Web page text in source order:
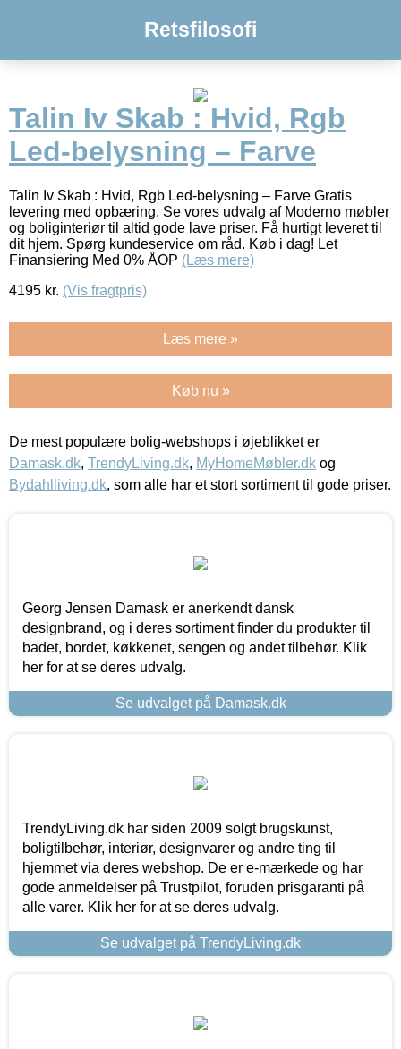
Retsfilosofi
Talin Iv Skab : Hvid, Rgb
Led-belysning – Farve
Talin Iv Skab : Hvid, Rgb Led-belysning – Farve Gratis
levering med opbæring. Se vores udvalg af Moderno møbler
og boliginteriør til altid gode lave priser. Få hurtigt leveret til
dit hjem. Spørg kundeservice om råd. Køb i dag! Let
Finansiering Med 0% ÅOP (Læs mere)
4195 kr. (Vis fragtpris)
Læs mere »
Køb nu »
De mest populære bolig-webshops i øjeblikket er
Damask.dk, TrendyLiving.dk, MyHomeMøbler.dk og
Bydahlliving.dk, som alle har et stort sortiment til gode priser.
Georg Jensen Damask er anerkendt dansk
designbrand, og i deres sortiment finder du produkter til
badet, bordet, køkkenet, sengen og andet tilbehør. Klik
her for at se deres udvalg.
Se udvalget på Damask.dk
TrendyLiving.dk har siden 2009 solgt brugskunst,
boligtilbehør, interiør, designvarer og andre ting til
hjemmet via deres webshop. De er e-mærkede og har
gode anmeldelser på Trustpilot, foruden prisgaranti på
alle varer. Klik her for at se deres udvalg.
Se udvalget på TrendyLiving.dk